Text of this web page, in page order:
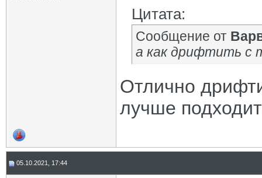
Цитата:
Сообщение от
а как дрифтить с
Отлично
лучше
05.10.2021, 17:44